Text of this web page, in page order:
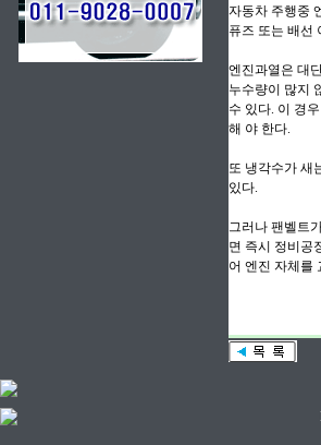
자동차 주행중
퓨즈 또는 배선
엔진과열은 대
누수량이 많지
수 있다. 이 경
해 야 한다.
또 냉각수가 새
있다.
그러나 팬벨트
면 즉시 정비공
어 엔진 자체를